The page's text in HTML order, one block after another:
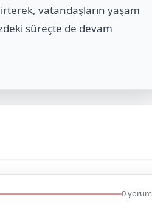
vatandaşların yaşam
süreçte de devam
0 yorum